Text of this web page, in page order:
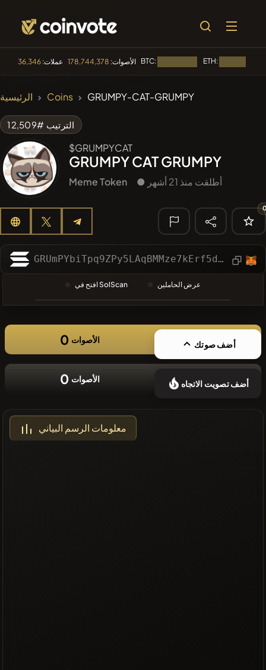
عملات:36,346 الأصوات: 178,744,378 BTC: ETH:
Algorithmic Trading
#1
#253
PERFI PEEFITOKEN
#1106
🔎 البحث
الأخير
عملات مشفرة
الرئيسية Coins GRUMPY-CAT-GRUMPY
الترتيب #12,509
$GRUMPYCAT
GRUMPY CAT GRUMPY
Meme Token ● أطلقت منذ 21 أشهر
GRUmPYbiTpq9ZPy5LAqBMMze7kErf5dEX2i9qYfwoSmR
افتح في SolScan عرض الحاملين
0 الأصوات أضف صوتك
0 الأصوات أضف تصويت الاتجاه
معلومات الرسم البياني